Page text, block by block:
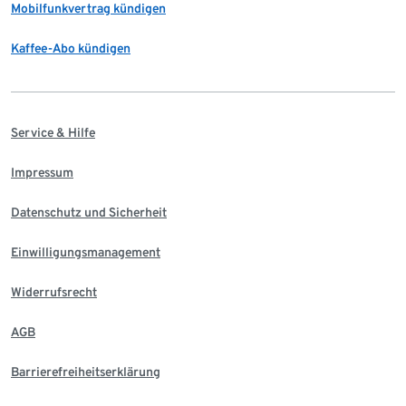
Mobilfunkvertrag kündigen
Kaffee-Abo kündigen
Service & Hilfe
Impressum
Datenschutz und Sicherheit
Einwilligungsmanagement
Widerrufsrecht
AGB
Barrierefreiheitserklärung